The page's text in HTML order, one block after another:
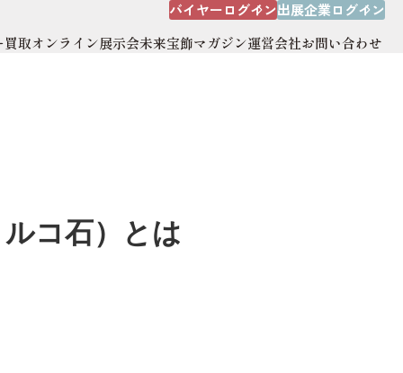
バイヤーログイン出展企業ログイン
買取オンライン展示会未来宝飾マガジン運営会社お問い合わせ
コ石）とは